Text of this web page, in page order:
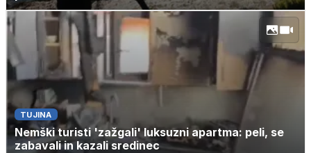
TUJINA
Nemški turisti 'zažgali' luksuzni apartma: peli, se
zabavali in kazali sredinec